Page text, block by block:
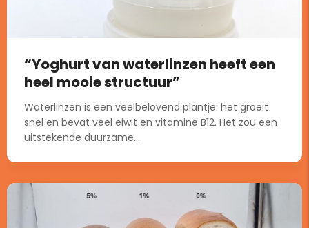
“Yoghurt van waterlinzen heeft een
heel mooie structuur”
Waterlinzen is een veelbelovend plantje: het groeit
snel en bevat veel eiwit en vitamine B12. Het zou een
uitstekende duurzame...